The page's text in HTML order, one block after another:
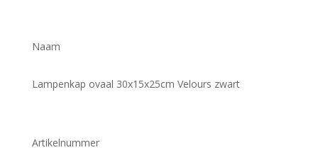
Naam
Lampenkap ovaal 30x15x25cm Velours zwart
Artikelnummer